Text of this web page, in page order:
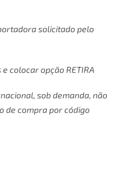
solicitado pelo
colocar opção RETIRA
sob demanda, não
de compra por código